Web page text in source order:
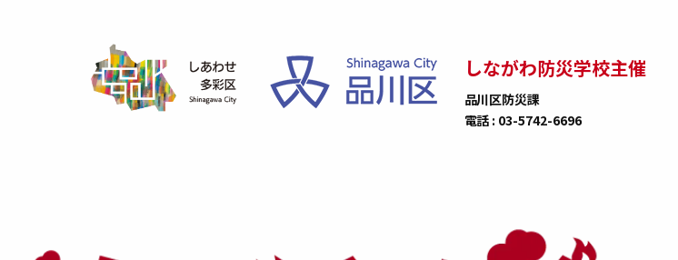
しながわ防災学校主催
品川区防災課
電話 : 03-5742-6696